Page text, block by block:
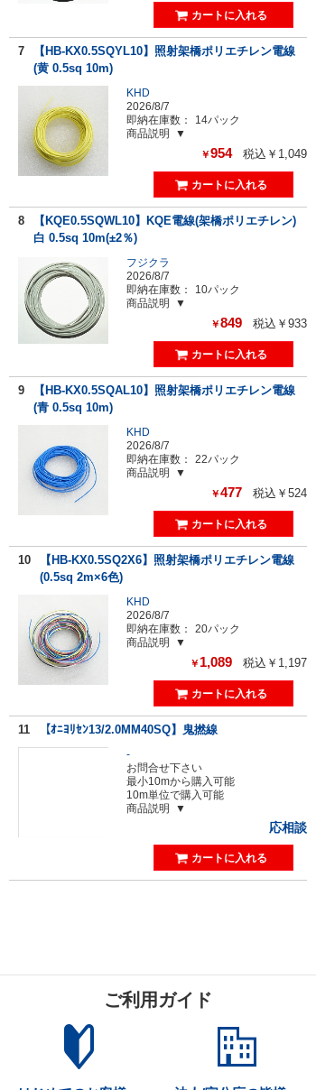
7
【HB-KX0.5SQYL10】照射架橋ポリエチレン電線
(黄 0.5sq 10m)
KHD
2026/8/7
即納在庫数：
14パック
商品説明
￥954 税込￥1,049
8
【KQE0.5SQWL10】KQE電線(架橋ポリエチレン)
白 0.5sq 10m(±2％)
フジクラ
2026/8/7
即納在庫数：
10パック
商品説明
￥849 税込￥933
9
【HB-KX0.5SQAL10】照射架橋ポリエチレン電線
(青 0.5sq 10m)
KHD
2026/8/7
即納在庫数：
22パック
商品説明
￥477 税込￥524
10
【HB-KX0.5SQ2X6】照射架橋ポリエチレン電線
(0.5sq 2m×6色)
KHD
2026/8/7
即納在庫数：
20パック
商品説明
￥ 1,089 税込￥1,197
11 【ｵﾆﾖﾘｾﾝ13/2.0MM40SQ】鬼撚線
-
お問合せ下さい
最小10mから購入可能
10m単位で購入可能
商品説明
応相談
ご利用ガイド